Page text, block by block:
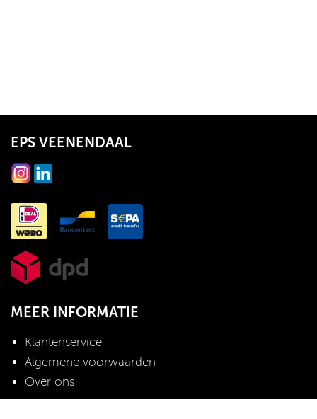
EPS VEENENDAAL
MEER INFORMATIE
Klantenservice
Algemene voorwaarden
Over ons